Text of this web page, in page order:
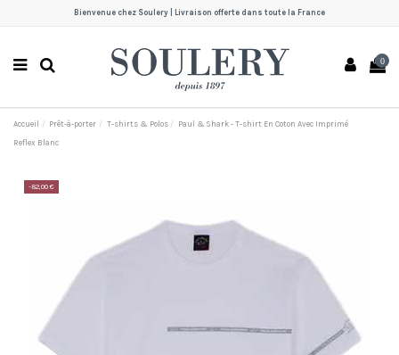
Bienvenue chez Soulery | Livraison offerte dans toute la France
0
Accueil Prêt-à-porter T-shirts & Polos Paul & Shark - T-shirt En Coton Avec Imprimé
Reflex Blanc
-82,00 €